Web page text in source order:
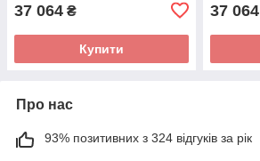
37 064 ₴
Купити
37 064
Про нас
93% позитивних з 324 відгуків за рік